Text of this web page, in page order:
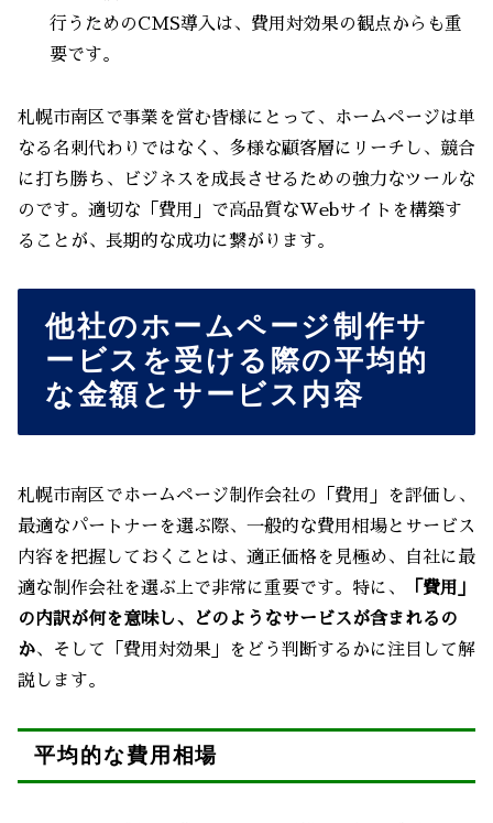
行うためのCMS導入は、費用対効果の観点からも重
要です。
札幌市南区で事業を営む皆様にとって、ホームページは単
なる名刺代わりではなく、多様な顧客層にリーチし、競合
に打ち勝ち、ビジネスを成長させるための強力なツールな
のです。適切な「費用」で高品質なWebサイトを構築す
ることが、長期的な成功に繋がります。
他社のホームページ制作サ
ービスを受ける際の平均的
な金額とサービス内容
札幌市南区でホームページ制作会社の「費用」を評価し、
最適なパートナーを選ぶ際、一般的な費用相場とサービス
内容を把握しておくことは、適正価格を見極め、自社に最
適な制作会社を選ぶ上で非常に重要です。特に、
「費用」
の内訳が何を意味し、どのようなサービスが含まれるの
か、そして「費用対効果」をどう判断するかに注目して解
説します。
平均的な費用相場